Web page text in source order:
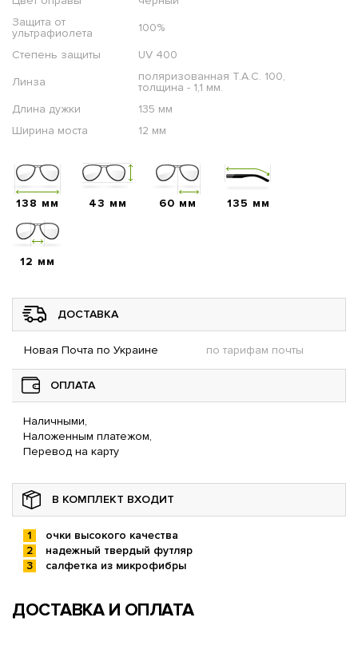
Защита от
ультрафиолета
100%
Степень защиты
UV 400
Линза
поляризованная T.A.C. 100,
толщина - 1,1 мм.
Длина дужки
135 мм
Ширина моста
12 мм
138 мм 43 мм 60 мм 135 мм
12 мм
ДОСТАВКА
Новая Почта по Украине по тарифам почты
ОПЛАТА
Наличными,
Наложенным платежом,
Перевод на карту
В КОМПЛЕКТ ВХОДИТ
очки высокого качества
надежный твердый футляр
салфетка из микрофибры
ДОСТАВКА И ОПЛАТА